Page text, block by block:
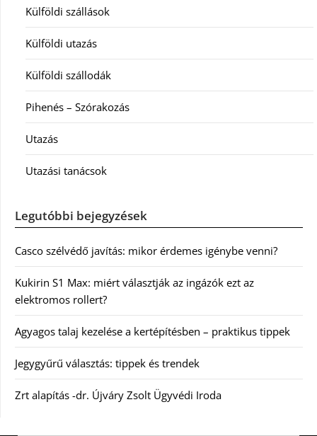
Külföldi szállások
Külföldi utazás
Külföldi szállodák
Pihenés – Szórakozás
Utazás
Utazási tanácsok
Legutóbbi bejegyzések
Casco szélvédő javítás: mikor érdemes igénybe venni?
Kukirin S1 Max: miért választják az ingázók ezt az
elektromos rollert?
Agyagos talaj kezelése a kertépítésben – praktikus tippek
Jegygyűrű választás: tippek és trendek
Zrt alapítás -dr. Újváry Zsolt Ügyvédi Iroda